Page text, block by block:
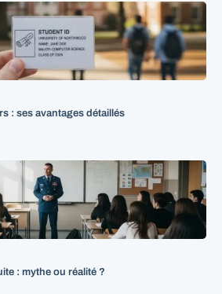
: ses avantages détaillés
: mythe ou réalité ?